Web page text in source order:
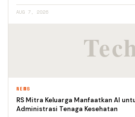
AUG 7, 2026
NEWS
RS Mitra Keluarga Manfaatkan AI
Administrasi Tenaga Kesehatan